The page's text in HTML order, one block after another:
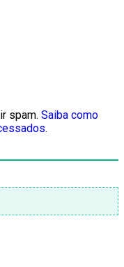
spam. Saiba como
.